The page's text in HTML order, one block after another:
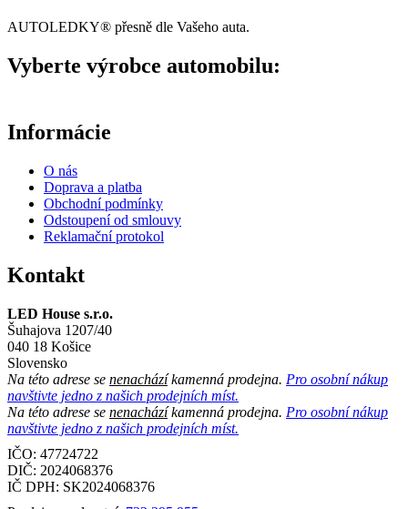
AUTOLEDKY® přesně dle Vašeho auta.
Vyberte výrobce automobilu:
Informácie
O nás
Doprava a platba
Obchodní podmínky
Odstoupení od smlouvy
Reklamační protokol
Kontakt
LED House s.r.o.
Šuhajova 1207/40
040 18 Košice
Slovensko
Na této adrese se nenacházíkamenná prodejna. Pro osobní nákup
navštivte jedno z našich prodejních míst.
Na této adrese se nenacházíkamenná prodejna. Pro osobní nákup
navštivte jedno z našich prodejních míst.
IČO: 47724722
DIČ: 2024068376
IČ DPH: SK2024068376